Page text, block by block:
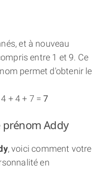
et à nouveau
entre 1 et 9. Ce
permet d'obtenir le
+ 4 + 7 =7
prénom Addy
, voici comment votre
en